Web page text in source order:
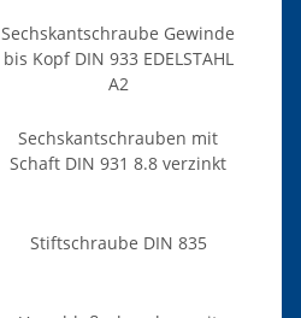
Sechskantschraube Gewinde
bis Kopf DIN 933 EDELSTAHL
A2
Sechskantschrauben mit
Schaft DIN 931 8.8 verzinkt
Stiftschraube DIN 835